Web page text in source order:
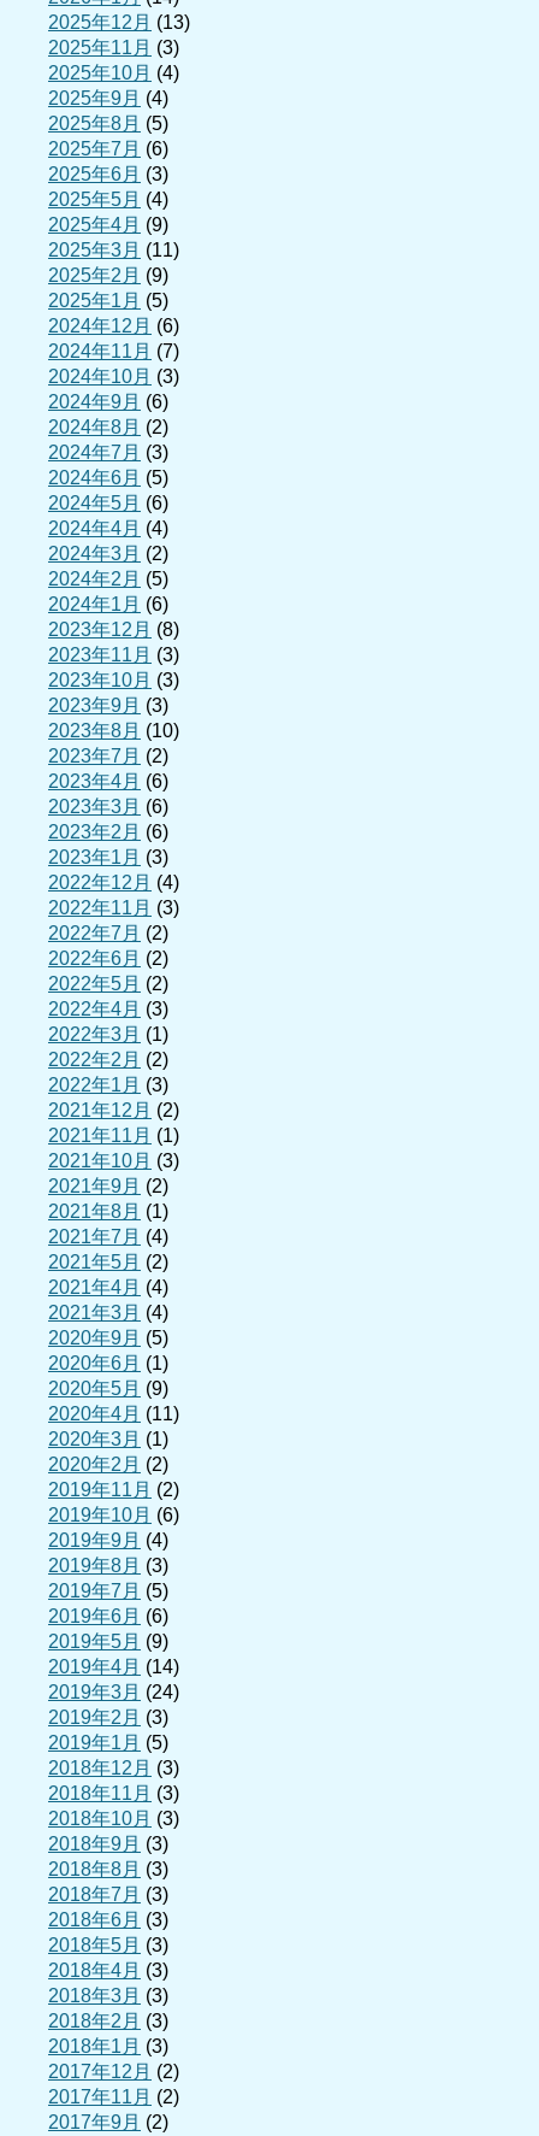
2025年12月 (13)
2025年11月 (3)
2025年10月 (4)
2025年9月 (4)
2025年8月 (5)
2025年7月 (6)
2025年6月 (3)
2025年5月 (4)
2025年4月 (9)
2025年3月 (11)
2025年2月 (9)
2025年1月 (5)
2024年12月 (6)
2024年11月 (7)
2024年10月 (3)
2024年9月 (6)
2024年8月 (2)
2024年7月 (3)
2024年6月 (5)
2024年5月 (6)
2024年4月 (4)
2024年3月 (2)
2024年2月 (5)
2024年1月 (6)
2023年12月 (8)
2023年11月 (3)
2023年10月 (3)
2023年9月 (3)
2023年8月 (10)
2023年7月 (2)
2023年4月 (6)
2023年3月 (6)
2023年2月 (6)
2023年1月 (3)
2022年12月 (4)
2022年11月 (3)
2022年7月 (2)
2022年6月 (2)
2022年5月 (2)
2022年4月 (3)
2022年3月 (1)
2022年2月 (2)
2022年1月 (3)
2021年12月 (2)
2021年11月 (1)
2021年10月 (3)
2021年9月 (2)
2021年8月 (1)
2021年7月 (4)
2021年5月 (2)
2021年4月 (4)
2021年3月 (4)
2020年9月 (5)
2020年6月 (1)
2020年5月 (9)
2020年4月 (11)
2020年3月 (1)
2020年2月 (2)
2019年11月 (2)
2019年10月 (6)
2019年9月 (4)
2019年8月 (3)
2019年7月 (5)
2019年6月 (6)
2019年5月 (9)
2019年4月 (14)
2019年3月 (24)
2019年2月 (3)
2019年1月 (5)
2018年12月 (3)
2018年11月 (3)
2018年10月 (3)
2018年9月 (3)
2018年8月 (3)
2018年7月 (3)
2018年6月 (3)
2018年5月 (3)
2018年4月 (3)
2018年3月 (3)
2018年2月 (3)
2018年1月 (3)
2017年12月 (2)
2017年11月 (2)
2017年9月 (2)